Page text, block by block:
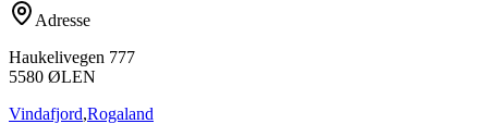
Adresse
Haukelivegen 777
5580 ØLEN
Vindafjord,Rogaland